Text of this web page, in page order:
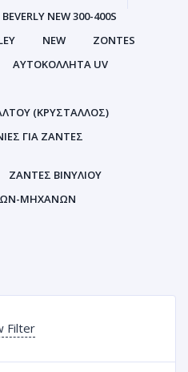
BEVERLY NEW 300-400S
NEW
ZONTES
ΑΥΤΟΚΌΛΛΗΤΑ UV
(ΚΡΥΣΤΑΛΛΟΣ)
ΓΙΑ ΖΆΝΤΕΣ
ΖΆΝΤΕΣ ΒΙΝΥΛΊΟΥ
ΜΗΧΑΝΩΝ
Filter